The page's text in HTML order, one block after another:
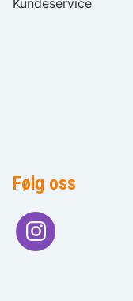
Kundeservice
Følg oss